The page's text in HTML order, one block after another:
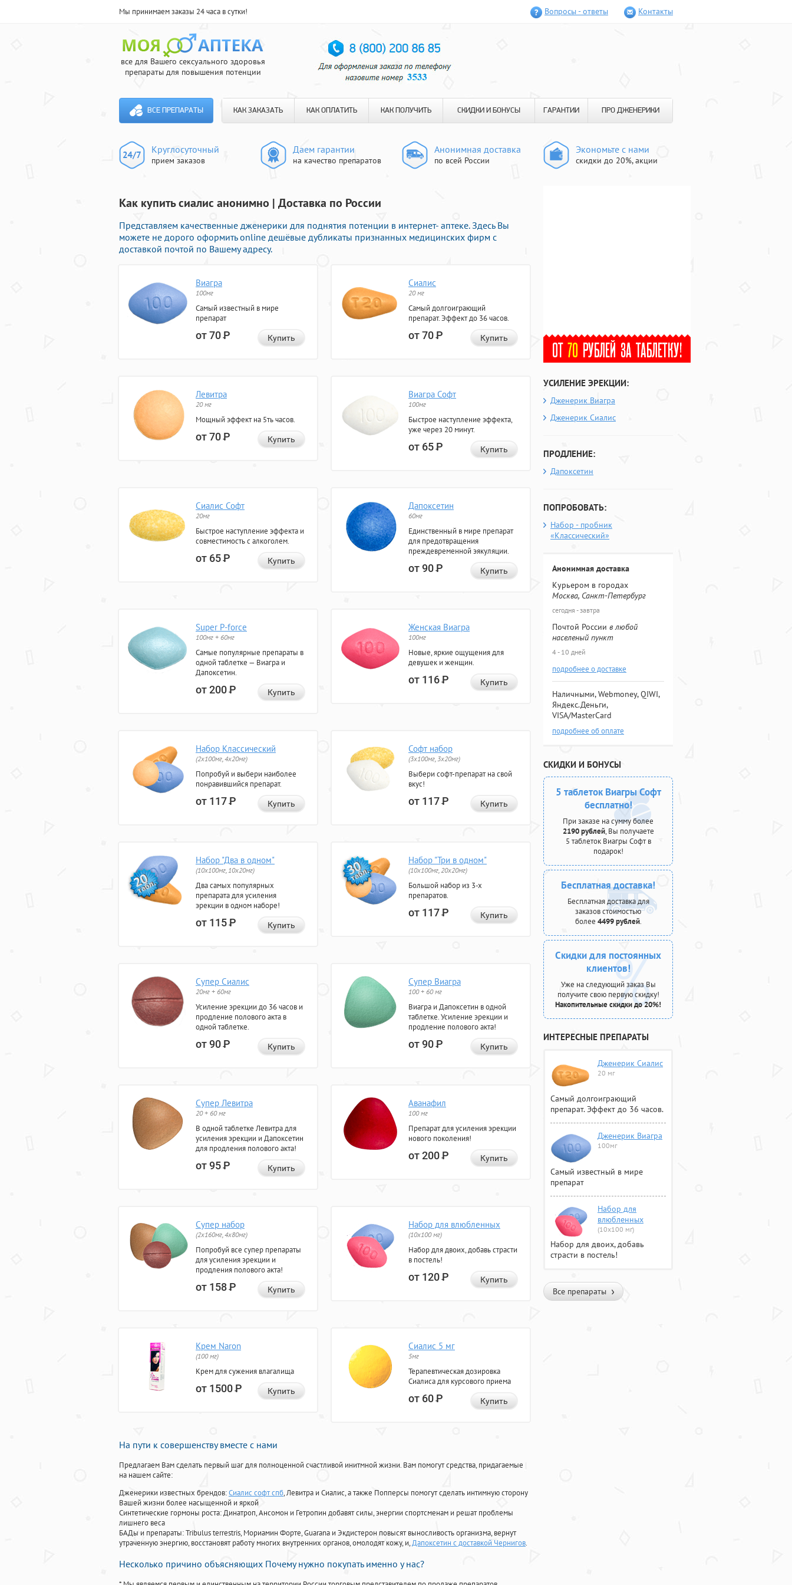
Мы принимаем заказы 24 часа в сутки! Вопросы - ответы Контакты
все для Вашего сексуального здоровья
препараты для повышения потенции
ВСЕ ПРЕПАРАТЫ КАК ЗАКАЗАТЬ КАК ОПЛАТИТЬ КАК ПОЛУЧИТЬ СКИДКИ И БОНУСЫ ГАРАНТИИ ПРО ДЖЕНЕРИКИ
Круглосуточный
прием заказов
Даем гарантии
на качество препаратов
Анонимная доставка
по всей России
Экономьте с нами
скидки до 20%, акции
Как купить сиалис анонимно | Доставка по России
Представляем качественные дженерики для поднятия потенции в интернет- аптеке. Здесь Вы
можете не дорого оформить online дешёвые дубликаты признанных медицинских фирм с
доставкой почтой по Вашему адресу.
Виагра
100мг
Самый известный в мире
препарат
от 70Р Купить
Сиалис
20 мг
Самый долгоиграющий
препарат. Эффект до 36 часов.
от 70Р Купить
Левитра
20 мг
Мощный эффект на 5ть часов.
от 70Р Купить
Виагра Софт
100мг
Быстрое наступление эффекта,
уже через 20 минут.
от 65Р Купить
Сиалис Софт
20мг
Быстрое наступление эффекта и
совместимость с алкоголем.
от 65Р Купить
Дапоксетин
60мг
Единственный в мире препарат
для предотвращения
преждевременной эякуляции.
от 90Р Купить
Super P-force
100мг + 60мг
Самые популярные препараты в
одной таблетке — Виагра и
Дапоксетин.
от 200Р Купить
Женская Виагра
100мг
Новые, яркие ощущения для
девушек и женщин.
от 116Р Купить
Набор Классический
(2x100мг, 4x20мг)
Попробуй и выбери наиболее
понравившийся препарат.
от 117Р Купить
Софт набор
(3x100мг, 3x20мг)
Выбери софт-препарат на свой
вкус!
от 117Р Купить
Набор "Два в одном"
(10x100мг, 10x20мг)
Два самых популярных
препарата для усиления
эрекции в одном наборе!
от 115Р Купить
Набор "Три в одном"
(10x100мг, 20x20мг)
Большой набор из 3-х
препаратов.
от 117Р Купить
Супер Сиалис
20мг + 60мг
Усиление эрекции до 36 часов и
продление полового акта в
одной таблетке.
от 90Р Купить
Супер Виагра
100 + 60 мг
Виагра и Дапоксетин в одной
таблетке. Усиление эрекции и
продление полового акта!
от 90Р Купить
Супер Левитра
20 + 60 мг
В одной таблетке Левитра для
усиления эрекции и Дапоксетин
для продления полового акта!
от 95Р Купить
Аванафил
100 мг
Препарат для усиления эрекции
нового поколения!
от 200Р Купить
Супер набор
(2х160мг, 4х80мг)
Попробуй все супер препараты
для усиления эрекции и
продления полового акта!
от 158Р Купить
Набор для влюбленных
(10х100 мг)
Набор для двоих, добавь страсти
в постель!
от 120Р Купить
Крем Naron
(100 мг)
Крем для сужения влагалища
от 1500Р Купить
Сиалис 5 мг
5мг
Терапевтическая дозировка
Сиалиса для курсового приема
от 60Р Купить
На пути к совершенству вместе с нами
Предлагаем Вам сделать первый шаг для полноценной счастливой инитмной жизни. Вам помогут средства, придагаемые
на нашем сайте:
Дженерики известных брендов:Сиалис софт спб, Левитра и Сиалис, а также Попперсы помогут сделать интимную сторону
Вашей жизни более насыщенной и яркой
Синтетические гормоны роста: Динатроп, Ансомон и Гетропин добавят силы, энергии спортсменам и решат проблемы
лишнего веса
БАДы и препараты:Tribulus terrestris, Мориамин Форте, Guarana и Экдистерон повысят выносливость организма, вернут
утраченную энергию, восстановят работу многих внутренних органов, омолодят кожу, и,Дапоксетин с доставкой Чернигов.
Несколько причино объясняющих Почему нужно покупать именно у нас?
УСИЛЕНИЕ ЭРЕКЦИИ:
Дженерик Виагра
Дженерик Сиалис
ПРОДЛЕНИЕ:
Дапоксетин
ПОПРОБОВАТЬ:
Набор - пробник
«Классический»
Анонимная доставка
Курьером в городах
Москва, Санкт-Петербург
сегодня - завтра
Почтой России в любой
населеный пункт
4 - 10 дней
подробнее о доставке
Наличными, Webmoney, QIWI,
Яндекс.Деньги,
VISA/MasterCard
подробнее об оплате
СКИДКИ И БОНУСЫ
5 таблеток Виагры Софт
бесплатно!
При заказе на сумму более
2190 рублей, Вы получаете
5 таблеток Виагры Софт в
подарок!
Бесплатная доставка!
Бесплатная доставка для
заказов стоимостью
более 4499 рублей.
Скидки для постоянных
клиентов!
Уже на следующий заказ Вы
получите свою первую скидку!
Накопительные скидки до 20%!
ИНТЕРЕСНЫЕ ПРЕПАРАТЫ
Дженерик Сиалис
20 мг
Самый долгоиграющий
препарат. Эффект до 36 часов.
Дженерик Виагра
100мг
Самый известный в мире
препарат
Набор для
влюбленных
(10х100 мг)
Набор для двоих, добавь
страсти в постель!
Все препараты